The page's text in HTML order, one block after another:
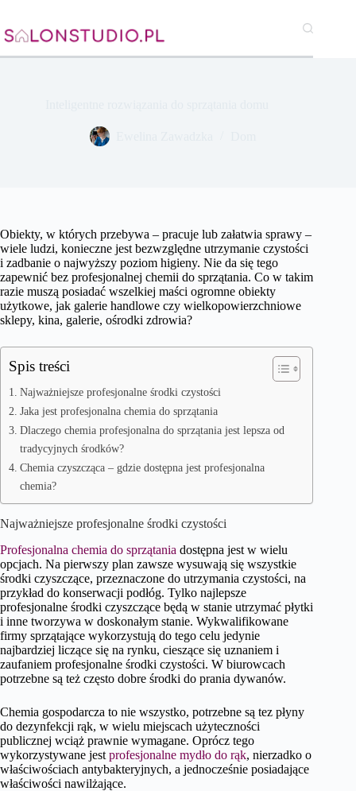
treści
Obiekty, w których przebywa – pracuje lub załatwia sprawy –
wiele ludzi, konieczne jest bezwzględne utrzymanie czystości
i zadbanie o najwyższy poziom higieny. Nie da się tego
zapewnić bez profesjonalnej chemii do sprzątania. Co w takim
razie muszą posiadać wszelkiej maści ogromne obiekty
użytkowe, jak galerie handlowe czy wielkopowierzchniowe
sklepy, kina, galerie, ośrodki zdrowia?
Spis treści
Najważniejsze profesjonalne środki czystości
Jaka jest profesjonalna chemia do sprzątania
Dlaczego chemia profesjonalna do sprzątania jest lepsza od
tradycyjnych środków?
Chemia czyszcząca – gdzie dostępna jest profesjonalna
chemia?
Najważniejsze profesjonalne środki czystości
Profesjonalna chemia do sprzątania dostępna jest w wielu
opcjach. Na pierwszy plan zawsze wysuwają się wszystkie
środki czyszczące, przeznaczone do utrzymania czystości, na
przykład do konserwacji podłóg. Tylko najlepsze
profesjonalne środki czyszczące będą w stanie utrzymać płytki
i inne tworzywa w doskonałym stanie. Wykwalifikowane
firmy sprzątające wykorzystują do tego celu jedynie
najbardziej liczące się na rynku, cieszące się uznaniem i
zaufaniem profesjonalne środki czystości. W biurowcach
potrzebne są też często dobre środki do prania dywanów.
Chemia gospodarcza to nie wszystko, potrzebne są tez płyny
do dezynfekcji rąk, w wielu miejscach użyteczności
publicznej wciąż prawnie wymagane. Oprócz tego
wykorzystywane jest profesjonalne mydło do rąk, nierzadko o
właściwościach antybakteryjnych, a jednocześnie posiadające
właściwości nawilżające.